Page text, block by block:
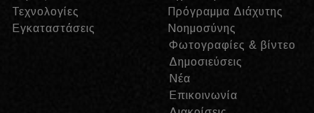
Τεχνολογίες
Εγκαταστάσεις
Πρόγραμμα Διάχυτης
Νοημοσύνης
Φωτογραφίες & βίντεο
Δημοσιεύσεις
Νέα
Επικοινωνία